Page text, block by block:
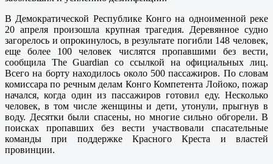
В Демократической Республике Конго на одноименной реке
20 апреля произошла крупная трагедия. Деревянное судно
загорелось и опрокинулось, в результате погибли 148 человек,
еще более 100 человек числятся пропавшими без вести,
сообщила The Guardian со ссылкой на официальных лиц.
Всего на борту находилось около 500 пассажиров. По словам
комиссара по речным делам Конго Компетента Лойоко, пожар
начался, когда один из пассажиров готовил еду. Несколько
человек, в том числе женщины и дети, утонули, прыгнув в
воду. Десятки были спасены, но многие сильно обгорели. В
поисках пропавших без вести участвовали спасательные
команды при поддержке Красного Креста и властей
провинции.